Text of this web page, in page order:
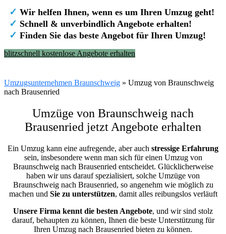
✓ Wir helfen Ihnen, wenn es um Ihren Umzug geht!
✓ Schnell & unverbindlich Angebote erhalten!
✓ Finden Sie das beste Angebot für Ihren Umzug!
blitzschnell kostenlose Angebote erhalten
Umzugsunternehmen Braunschweig » Umzug von Braunschweig
nach Brausenried
Umzüge von Braunschweig nach
Brausenried jetzt Angebote erhalten
Ein Umzug kann eine aufregende, aber auch stressige Erfahrung
sein, insbesondere wenn man sich für einen Umzug von
Braunschweig nach Brausenried entscheidet. Glücklicherweise
haben wir uns darauf spezialisiert, solche Umzüge von
Braunschweig nach Brausenried, so angenehm wie möglich zu
machen und Sie zu unterstützen, damit alles reibungslos verläuft
Unsere Firma kennt die besten Angebote, und wir sind stolz
darauf, behaupten zu können, Ihnen die beste Unterstützung für
Ihren Umzug nach Brausenried bieten zu können.